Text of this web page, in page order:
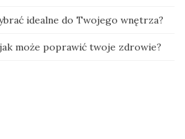
idealne do Twojego wnętrza?
może poprawić twoje zdrowie?